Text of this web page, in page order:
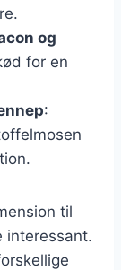
og
for en
:
til
interessant.